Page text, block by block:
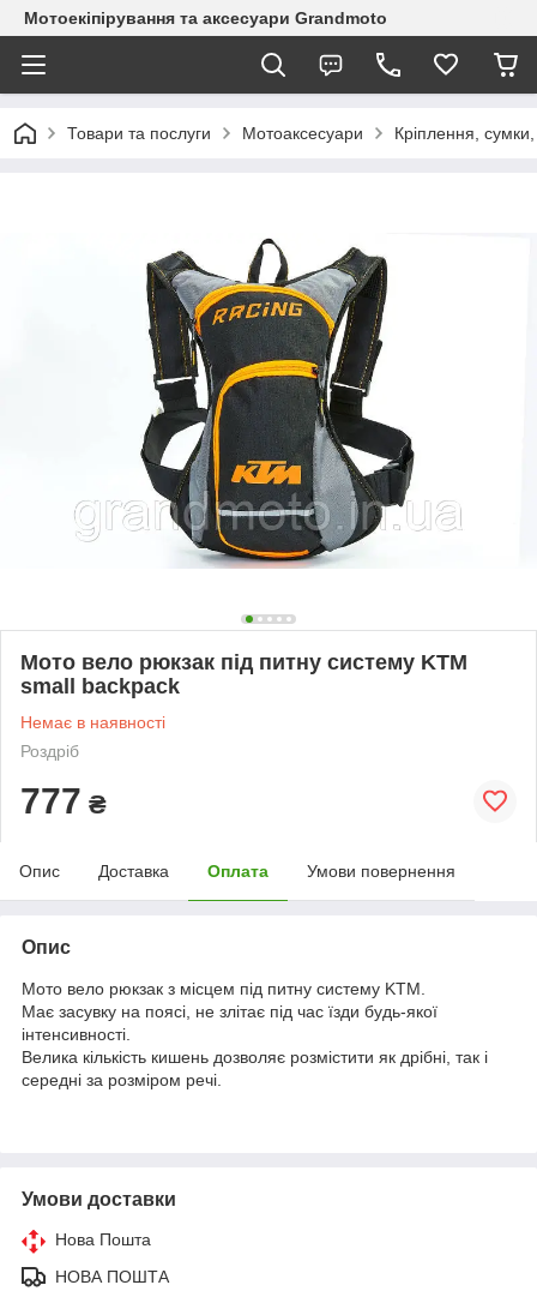
Мотоекіпірування та аксесуари Grandmoto
Товари та послуги Мотоаксесуари Кріплення,
Мото вело рюкзак під питну систему KTM
small backpack
Немає в наявності
Роздріб
777 ₴
Опис Доставка Оплата Умови повернення
Опис
Мото вело рюкзак з місцем під питну систему KTM.
Має засувку на поясі, не злітає під час їзди будь-якої
інтенсивності.
Велика кількість кишень дозволяє розмістити як дрібні, так і
середні за розміром речі.
Умови доставки
Нова Пошта
НОВА ПОШТА